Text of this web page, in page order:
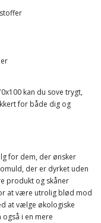
kan du sove trygt,
for både dig og
for dem, der ønsker
der er dyrket uden
produkt og skåner
at være utrolig blød mod
at vælge økologiske
også i en mere